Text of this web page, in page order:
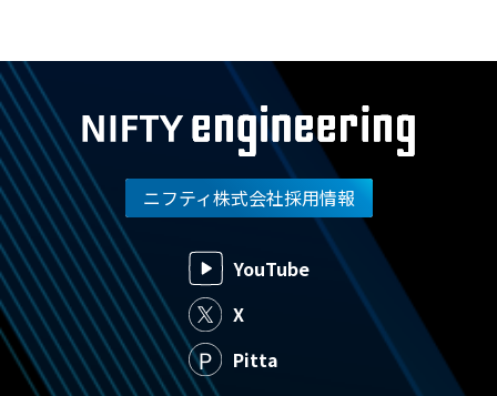
ニフティ株式会社採用情報
YouTube
X
Pitta